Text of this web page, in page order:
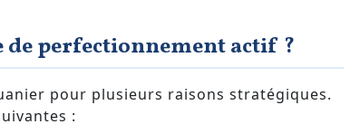
perfectionnement actif ?
pour plusieurs raisons stratégiques.
: